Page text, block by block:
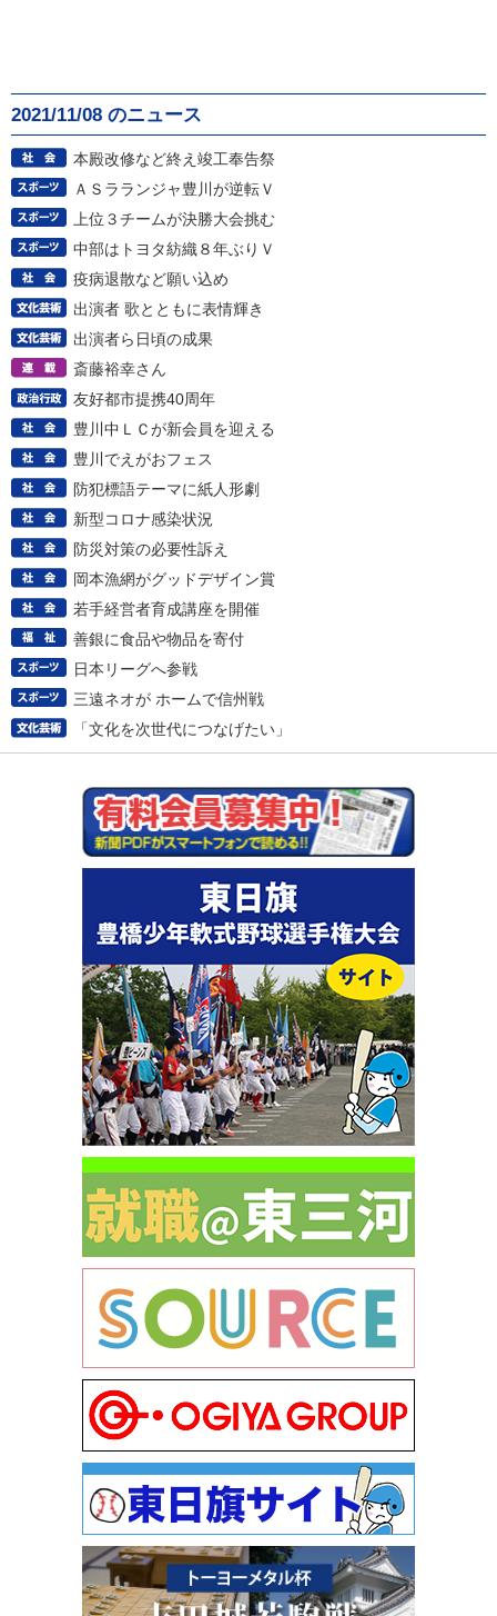
2021/11/08 のニュース
本殿改修など終え竣工奉告祭
ＡＳラランジャ豊川が逆転Ｖ
上位３チームが決勝大会挑む
中部はトヨタ紡織８年ぶりＶ
疫病退散など願い込め
出演者 歌とともに表情輝き
出演者ら日頃の成果
斎藤裕幸さん
友好都市提携40周年
豊川中ＬＣが新会員を迎える
豊川でえがおフェス
防犯標語テーマに紙人形劇
新型コロナ感染状況
防災対策の必要性訴え
岡本漁網がグッドデザイン賞
若手経営者育成講座を開催
善銀に食品や物品を寄付
日本リーグへ参戦
三遠ネオが ホームで信州戦
「文化を次世代につなげたい」